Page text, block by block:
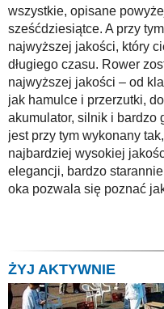
wszystkie, opisane
sześćdziesiątce. A przy
najwyższej jakości, który
długiego czasu. Rower
najwyższej jakości – od
jak hamulce i przerzutki,
akumulator, silnik i bardzo
jest przy tym wykonany
najbardziej wysokiej
elegancji, bardzo
oka pozwala się poznać
ŻYJ AKTYWNIE